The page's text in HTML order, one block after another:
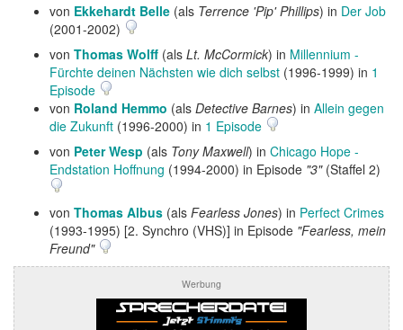
von Ekkehardt Belle (als Terrence 'Pip' Phillips) in Der Job
(2001-2002)
von Thomas Wolff (als Lt. McCormick) in Millennium -
Fürchte deinen Nächsten wie dich selbst (1996-1999) in 1
Episode
von Roland Hemmo (als Detective Barnes) in Allein gegen
die Zukunft (1996-2000) in 1 Episode
von Peter Wesp (als Tony Maxwell) in Chicago Hope -
Endstation Hoffnung (1994-2000) in Episode "3"(Staffel 2)
von Thomas Albus (als Fearless Jones) in Perfect Crimes
(1993-1995) [2. Synchro (VHS)] in Episode "Fearless, mein
Freund"
Werbung